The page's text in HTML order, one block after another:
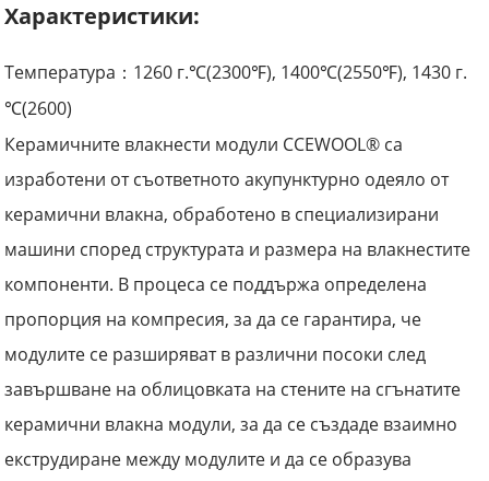
Характеристики:
Температура ： 1260 г.℃(2300℉), 1400℃(2550℉), 1430 г.
℃(2600)
Керамичните влакнести модули CCEWOOL® са
изработени от съответното акупунктурно одеяло от
керамични влакна, обработено в специализирани
машини според структурата и размера на влакнестите
компоненти. В процеса се поддържа определена
пропорция на компресия, за да се гарантира, че
модулите се разширяват в различни посоки след
завършване на облицовката на стените на сгънатите
керамични влакна модули, за да се създаде взаимно
екструдиране между модулите и да се образува